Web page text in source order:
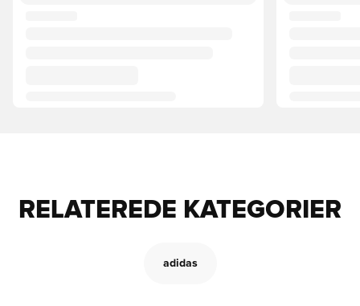
RELATEREDE KATEGORIER
adidas